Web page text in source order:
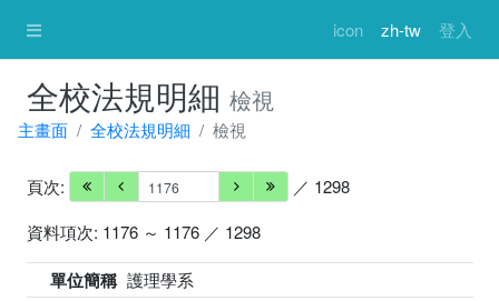
icon zh-tw 登入
全校法規明細 檢視
主畫面 全校法規明細 檢視
頁次:
／ 1298
資料項次: 1176 ～ 1176 ／ 1298
單位簡稱 護理學系